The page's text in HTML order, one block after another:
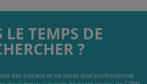
LE TEMPS DE
?
des travaux et ne savez quel professionnel